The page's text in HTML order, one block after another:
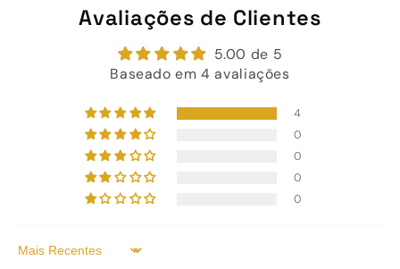
Avaliações de Clientes
5.00 de 5
Baseado em 4 avaliações
4
0
0
0
0
Sort by